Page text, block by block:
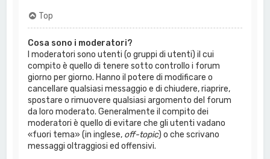
Top
Cosa sono i moderatori?
I moderatori sono utenti (o gruppi di utenti) il cui
compito è quello di tenere sotto controllo i forum
giorno per giorno. Hanno il potere di modificare o
cancellare qualsiasi messaggio e di chiudere, riaprire,
spostare o rimuovere qualsiasi argomento del forum
da loro moderato. Generalmente il compito dei
moderatori è quello di evitare che gli utenti vadano
«fuori tema» (in inglese, off-topic) o che scrivano
messaggi oltraggiosi ed offensivi.